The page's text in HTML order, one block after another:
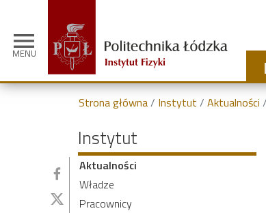
menu
MENU
Strona główna Instytut Aktualności
Instytut
Aktualności
Władze
Pracownicy